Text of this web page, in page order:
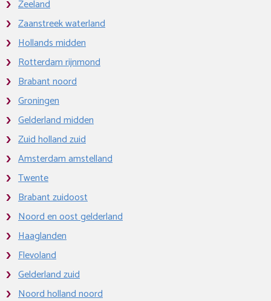
Zeeland
Zaanstreek waterland
Hollands midden
Rotterdam rijnmond
Brabant noord
Groningen
Gelderland midden
Zuid holland zuid
Amsterdam amstelland
Twente
Brabant zuidoost
Noord en oost gelderland
Haaglanden
Flevoland
Gelderland zuid
Noord holland noord